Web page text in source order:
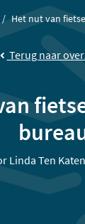
Het nut van
Terug naar
Linda Ten Katen